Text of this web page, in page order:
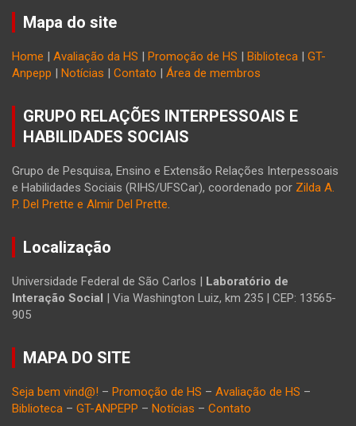
Mapa do site
Home Avaliação da HS Promoção de HS Biblioteca
GT-
Anpepp
Notícias Contato Área de membros
GRUPO RELAÇÕES INTERPESSOAIS E
HABILIDADES SOCIAIS
Grupo de Pesquisa, Ensino e Extensão Relações Interpessoais
e Habilidades Sociais (RIHS/UFSCar), coordenado por Zilda A.
P. Del Prette e Almir Del Prette.
Localização
Universidade Federal de São Carlos |
Laboratório de
Interação Social
| Via Washington Luiz, km 235 | CEP: 13565-
905
MAPA DO SITE
Seja bem vind@! – Promoção de HS – Avaliação de HS –
Biblioteca – GT-ANPEPP – Notícias – Contato